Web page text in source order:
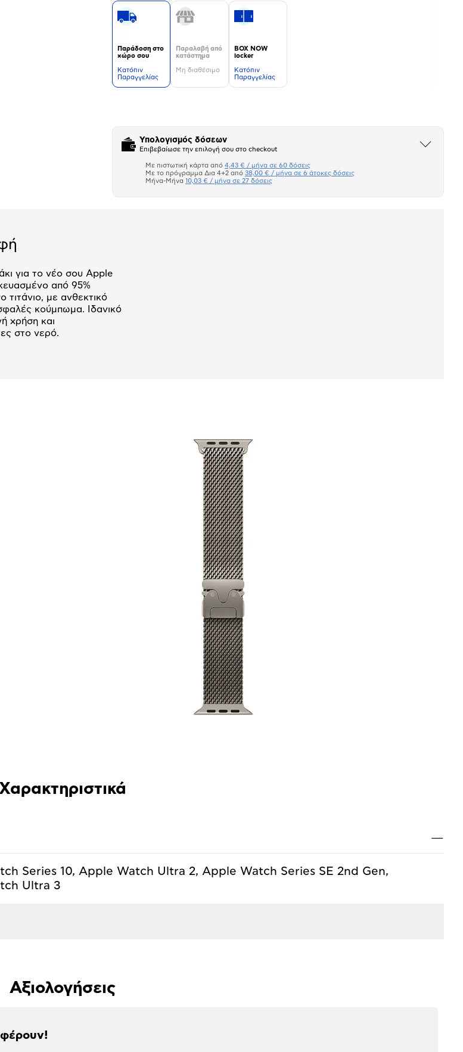
Παράδοση στο
χώρο σου
Kατόπιν
Παραγγελίας
Παραλαβή από
κατάστημα
Μη διαθέσιμο
BOX NOW
locker
Kατόπιν
Παραγγελίας
Υπολογισμός δόσεων
Επιβεβαίωσε την επιλογή σου στο checkout
Άνοιξε
Πιστωτική κάρτα
Με πιστωτική κάρτα από 4,43 € / μήνα σε 60 δόσεις
Με το πρόγραμμα Δια 4+2 από 38,00 € / μήνα σε 6 άτοκες δόσεις
Μήνα-Μήνα 10,03 € / μήνα σε 27 δόσεις
για το νέο σου Apple
από 95%
τιτάνιο, με ανθεκτικό
κούμπωμα. Ιδανικό
χρήση και
στο νερό.
—
Series 10, Apple Watch Ultra 2, Apple Watch Series SE 2nd Gen,
Ultra 3
Αξιολογήσεις